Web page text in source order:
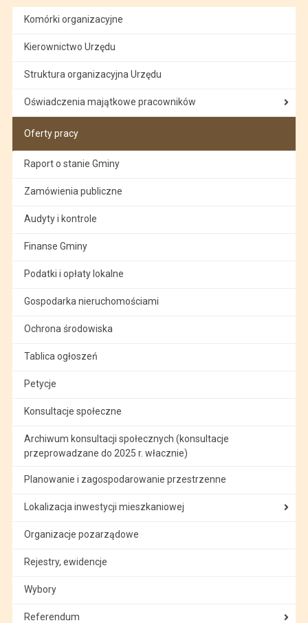
Komórki organizacyjne
Kierownictwo Urzędu
Struktura organizacyjna Urzędu
Oświadczenia majątkowe pracowników
Oferty pracy
Raport o stanie Gminy
Zamówienia publiczne
Audyty i kontrole
Finanse Gminy
Podatki i opłaty lokalne
Gospodarka nieruchomościami
Ochrona środowiska
Tablica ogłoszeń
Petycje
Konsultacje społeczne
Archiwum konsultacji społecznych (konsultacje
przeprowadzane do 2025 r. włacznie)
Planowanie i zagospodarowanie przestrzenne
Lokalizacja inwestycji mieszkaniowej
Organizacje pozarządowe
Rejestry, ewidencje
Wybory
Referendum